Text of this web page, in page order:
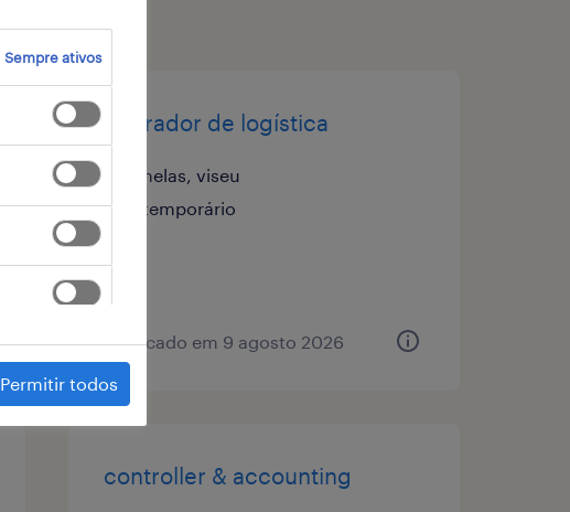
operador de logística
nelas, viseu
temporário
publicado em 9 agosto 2026
controller & accounting
Sempre ativos
Permitir todos